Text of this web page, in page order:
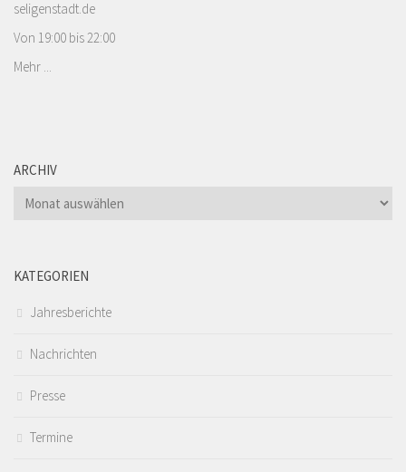
seligenstadt.de
Von 19:00 bis 22:00
Mehr ...
ARCHIV
Archiv
KATEGORIEN
Jahresberichte
Nachrichten
Presse
Termine